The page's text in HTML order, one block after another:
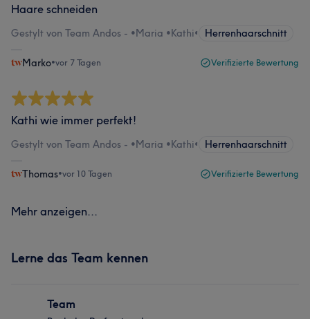
Haare schneiden
Gestylt von Team Andos - •Maria •Kathi• Herrenhaarschnitt
Marko•vor 7 Tagen Verifizierte Bewertung
Kathi wie immer perfekt!
Gestylt von Team Andos - •Maria •Kathi• Herrenhaarschnitt
Thomas•vor 10 Tagen Verifizierte Bewertung
Mehr anzeigen...
Lerne das Team kennen
Team